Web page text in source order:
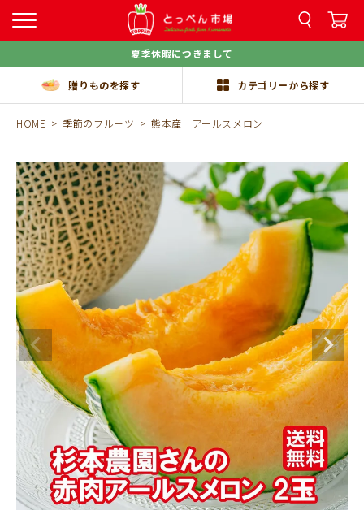
夏季休暇につきまして
贈りものを探す カテゴリーから探す
HOME 季節のフルーツ 熊本産 アールスメロン